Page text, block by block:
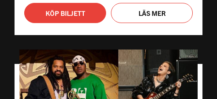
KÖP BILJETT LÄS MER